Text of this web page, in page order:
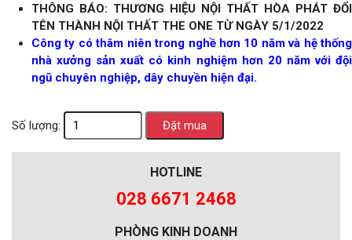
THÔNG BÁO: THƯƠNG HIỆU NỘI THẤT HÒA PHÁT ĐỔI
TÊN THÀNH NỘI THẤT THE ONE TỪ NGÀY 5/1/2022
Công ty có thâm niên trong nghề hơn 10 năm và hệ thống
nhà xưởng sản xuất có kinh nghiệm hơn 20 năm với đội
ngũ chuyên nghiệp, dây chuyền hiện đại.
Số lượng:
HOTLINE
028 6671 2468
PHÒNG KINH DOANH